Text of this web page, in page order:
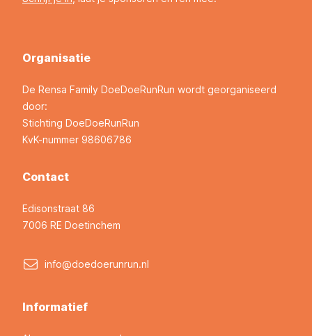
Organisatie
De Rensa Family DoeDoeRunRun wordt georganiseerd
door:
Stichting DoeDoeRunRun
KvK-nummer 98606786
Contact
Edisonstraat 86
7006 RE Doetinchem
info@doedoerunrun.nl
Informatief